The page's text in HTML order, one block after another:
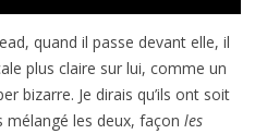
quand il passe devant elle, il
plus claire sur lui, comme un
bizarre. Je dirais qu’ils ont soit
les deux, façon les